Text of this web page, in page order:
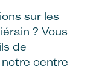
sur les
? Vous
de
centre